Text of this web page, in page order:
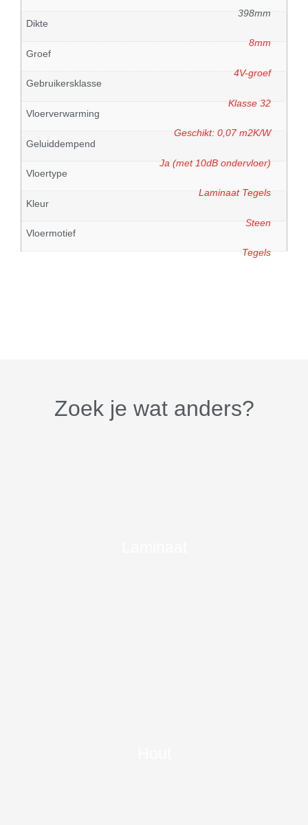
398mm
Dikte
8mm
Groef
4V-groef
Gebruikersklasse
Klasse 32
Vloerverwarming
Geschikt: 0,07 m2K/W
Geluiddempend
Ja (met 10dB ondervloer)
Vloertype
Laminaat Tegels
Kleur
Steen
Vloermotief
Tegels
Zoek je wat anders?